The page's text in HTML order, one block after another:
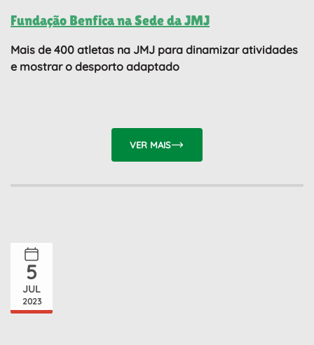
Fundação Benfica na Sede da JMJ
Mais de 400 atletas na JMJ para dinamizar atividades
e mostrar o desporto adaptado
VER MAIS
5
JUL
2023